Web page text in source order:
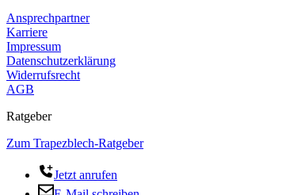
Ansprechpartner
Karriere
Impressum
Datenschutzerklärung
Widerrufsrecht
AGB
Ratgeber
Zum Trapezblech-Ratgeber
Jetzt anrufen